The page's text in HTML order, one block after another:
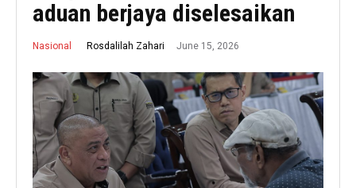
aduan berjaya diselesaikan
Nasional Rosdalilah Zahari June 15, 2026